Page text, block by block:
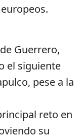
Guerrero,
el siguiente
pese a la
reto en
su